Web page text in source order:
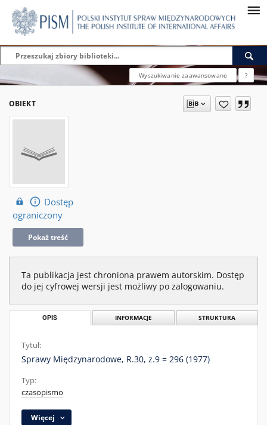
Wyszukiwanie zaawansowane ?
OBIEKT
Dostęp
ograniczony
Pokaż treść
Ta publikacja jest chroniona prawem autorskim. Dostęp
do jej cyfrowej wersji jest możliwy po zalogowaniu.
OPIS INFORMACJE STRUKTURA
Tytuł:
Sprawy Międzynarodowe, R.30, z.9 = 296 (1977)
Typ:
czasopismo
Więcej